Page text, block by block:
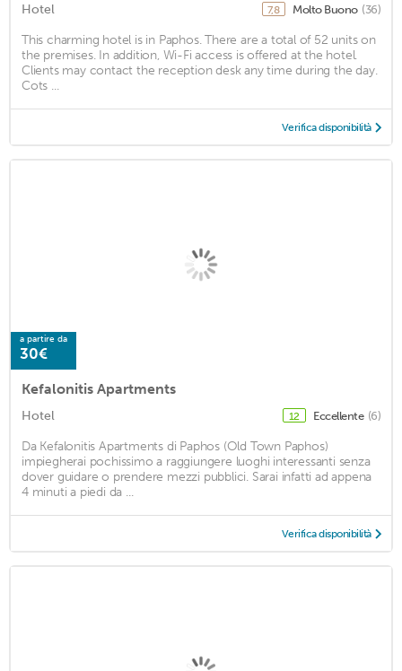
Hotel 7,8 Molto Buono (36)
This charming hotel is in Paphos. There are a total of 52 units on
the premises. In addition, Wi-Fi access is offered at the hotel.
Clients may contact the reception desk any time during the day.
Cots ...
Verifica disponibilità
a partire da
30€
Kefalonitis Apartments
Hotel 12 Eccellente (6)
Da Kefalonitis Apartments di Paphos (Old Town Paphos)
impiegherai pochissimo a raggiungere luoghi interessanti senza
dover guidare o prendere mezzi pubblici. Sarai infatti ad appena
4 minuti a piedi da ...
Verifica disponibilità